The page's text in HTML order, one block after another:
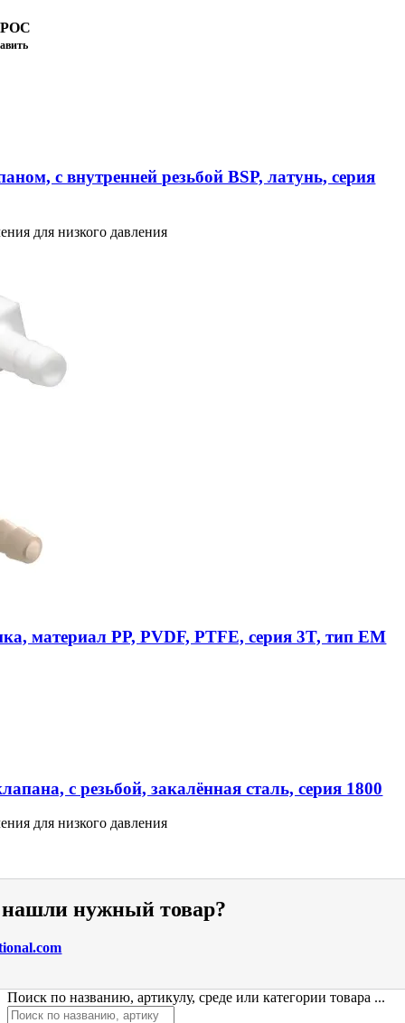
с внутренней резьбой BSP, латунь, серия
для низкого давления
материал PP, PVDF, PTFE, серия 3T, тип EM
с резьбой, закалённая сталь, серия 1800
для низкого давления
нужный товар?
Поиск по названию, артикулу, среде или категории товара ...